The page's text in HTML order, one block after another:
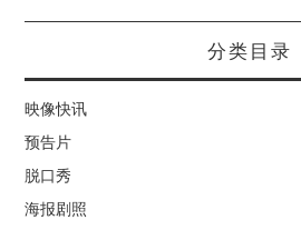
分类目录
映像快讯
预告片
脱口秀
海报剧照